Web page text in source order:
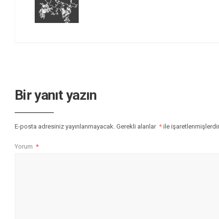
Bir yanıt yazın
E-posta adresiniz yayınlanmayacak. Gerekli alanlar * ile işaretlenmişlerdir
Yorum *